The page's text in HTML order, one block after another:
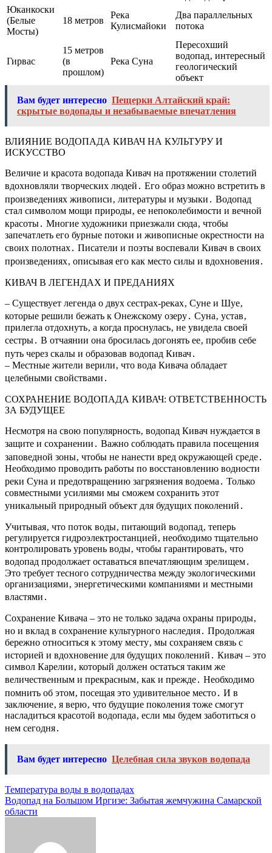
Юканкоски
(Белые
Мосты)
18 метров
Река
Кулисмайоки
Два параллельных
потока
Гирвас
15 метров
(в
прошлом)
Река Суна
Пересохший
водопад‚ интересный
геологический
объект
Вам будет интересно Пещерки Алтайский край:
скрытые водопады и незабываемые впечатления
ВЛИЯНИЕ ВОДОПАДА КИВАЧ НА КУЛЬТУРУ И
ИСКУССТВО
Величие и красота водопада Кивач на протяжении столетий
вдохновляли творческих людей․ Его образ можно встретить в
произведениях живописи‚ литературы и музыки․ Водопад
стал символом мощи природы‚ ее непоколебимости и вечной
красоты․ Многие художники приезжали сюда‚ чтобы
запечатлеть его бурные потоки и живописные окрестности на
своих полотнах․ Писатели и поэты воспевали Кивач в своих
произведениях‚ описывая его как место силы и вдохновения․
КИВАЧ В ЛЕГЕНДАХ И ПРЕДАНИЯХ
– Существует легенда о двух сестрах-реках‚ Суне и Шуе‚
которые решили бежать к Онежскому озеру․ Суна‚ устав‚
прилегла отдохнуть‚ а когда проснулась‚ не увидела своей
сестры․ В отчаянии она бросилась догонять ее‚ пробив себе
путь через скалы и образовав водопад Кивач․
– Местные жители верили‚ что вода Кивача обладает
целебными свойствами․
СОХРАНЕНИЕ ВОДОПАДА КИВАЧ: ОТВЕТСТВЕННОСТЬ
ЗА БУДУЩЕЕ
Несмотря на свою популярность‚ водопад Кивач нуждается в
защите и сохранении․ Важно соблюдать правила посещения
заповедной зоны‚ чтобы не нанести вред окружающей среде․
Необходимо проводить работы по восстановлению водности
реки Суна и предотвращению загрязнения водоема․ Только
совместными усилиями мы сможем сохранить этот
уникальный природный объект для будущих поколений․
Учитывая‚ что поток воды‚ питающий водопад‚ теперь
регулируется гидроэлектростанцией‚ необходимо тщательно
контролировать уровень воды‚ чтобы гарантировать‚ что
водопад продолжает оставаться впечатляющим зрелищем․
Это требует тесного сотрудничества между экологическими
организациями‚ энергетическими компаниями и местными
властями․
Сохранение Кивача – это не только задача охраны природы‚
но и вклад в сохранение культурного наследия․ Продолжая
бережно относиться к этому месту‚ мы сохраняем связь с
историей и вдохновение для будущих поколений․ Кивач – это
символ Карелии‚ который должен остаться таким же
величественным и прекрасным‚ как и прежде․ Необходимо
помнить об этом‚ посещая это удивительное место․ И в
заключение‚ я верю‚ что будущие поколения тоже смогут
насладиться красотой водопада‚ если мы будем заботиться о
нем сегодня․
Вам будет интересно Целебная сила звуков водопада
Навигация
по
Температура воды в водопадах
Водопад на Большом Иргизе: Забытая жемчужина Самарской
области